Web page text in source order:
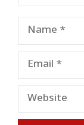
Name
Email
Website